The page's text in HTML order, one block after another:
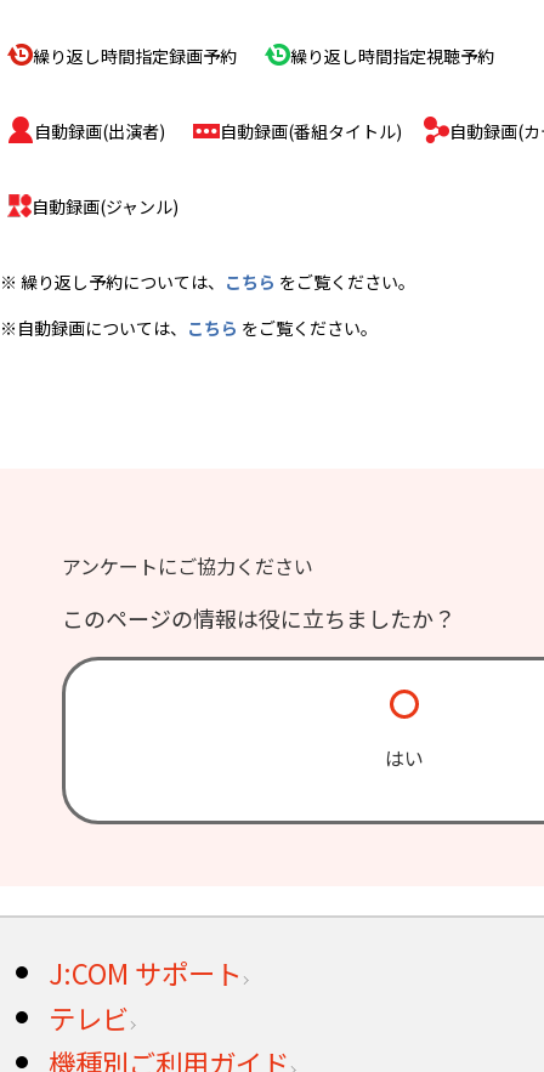
繰り返し時間指定録画予約 繰り返し時間指定視聴予約
自動録画(出演者) 自動録画(番組タイトル) 自動録画(
自動録画(ジャンル)
​※ 繰り返し予約については、 こちら をご覧ください。
※自動録画については、 こちら をご覧ください。
アンケートにご協力ください
このページの情報は役に立ちましたか？
はい
J:COM サポート
テレビ
機種別ご利用ガイド